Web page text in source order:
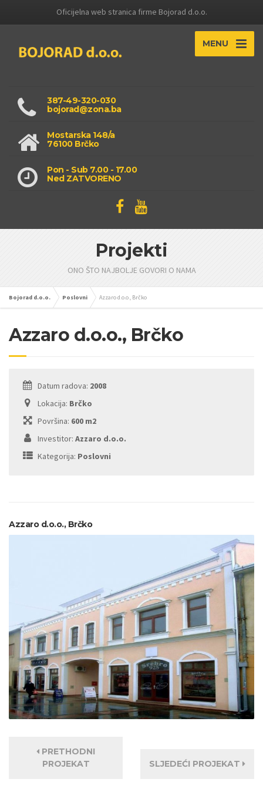
Oficijelna web stranica firme Bojorad d.o.o.
MENU
387-49-320-030
bojorad@zona.ba
Mostarska 148/a
76100 Brčko
Pon - Sub 7.00 - 17.00
Ned ZATVORENO
Projekti
ONO ŠTO NAJBOLJE GOVORI O NAMA
Bojorad d.o.o. Poslovni Azzaro d.o.o., Brčko
Azzaro d.o.o., Brčko
Datum radova: 2008
Lokacija: Brčko
Površina: 600 m2
Investitor: Azzaro d.o.o.
Kategorija: Poslovni
Azzaro d.o.o., Brčko
PRETHODNI
PROJEKAT
SLJEDEĆI PROJEKAT